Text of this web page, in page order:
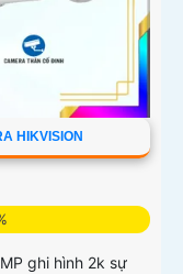
HIKVISION
ghi hình 2k sự